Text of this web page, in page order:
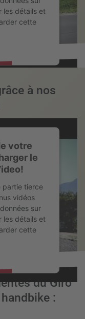
les détails et
cette
Platform
à nos
votre
le
partie tierce
vidéos
sur
les détails et
cette
du Giro
: